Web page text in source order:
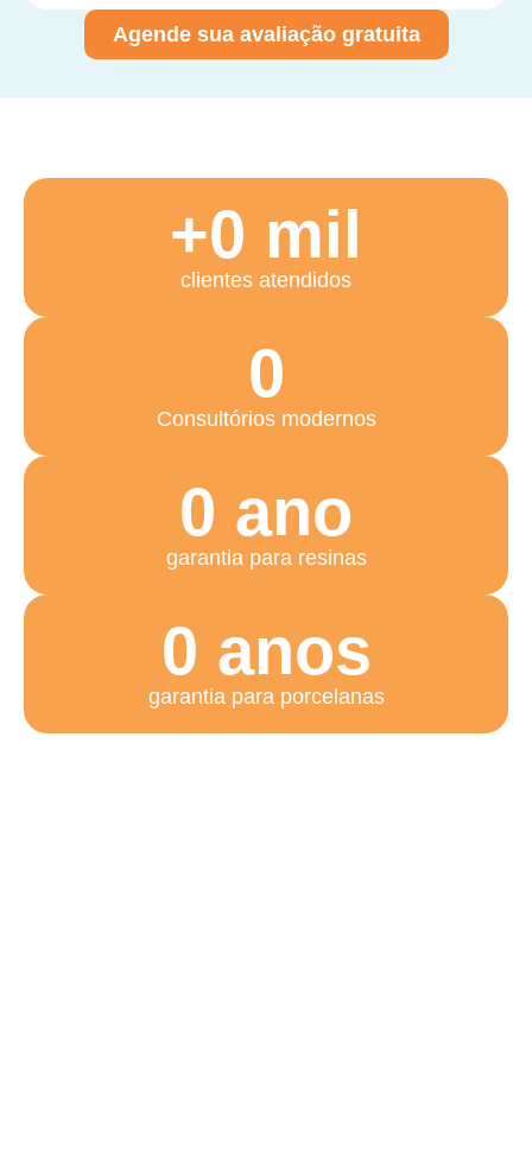
Agende sua avaliação gratuita
clientes atendidos
+0 mil
Consultórios modernos
0
garantia para resinas
0 ano
garantia para porcelanas
0 anos